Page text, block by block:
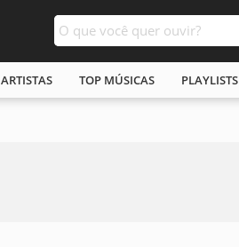
TOP MÚSICAS PLAYLISTS